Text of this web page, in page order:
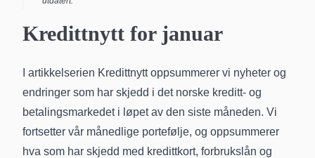
Kredittnytt for januar
I artikkelserien Kredittnytt oppsummerer vi nyheter og
endringer som har skjedd i det norske kreditt- og
betalingsmarkedet i løpet av den siste måneden. Vi
fortsetter vår månedlige portefølje, og oppsummerer
hva som har skjedd med kredittkort, forbrukslån og